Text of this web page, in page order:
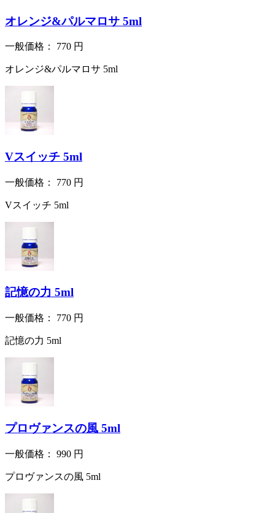
オレンジ&パルマロサ 5ml
一般価格： 770 円
オレンジ&パルマロサ 5ml
Vスイッチ 5ml
一般価格： 770 円
Vスイッチ 5ml
記憶の力 5ml
一般価格： 770 円
記憶の力 5ml
プロヴァンスの風 5ml
一般価格： 990 円
プロヴァンスの風 5ml